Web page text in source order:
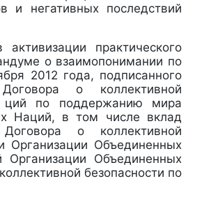
негативных последствий
практического
о взаимопонимании по
2012 года, подписанного
о коллективной
ций по поддержанию мира
Наций, в том числе вклад
о коллективной
Организации Объединенных
Организации Объединенных
безопасности по